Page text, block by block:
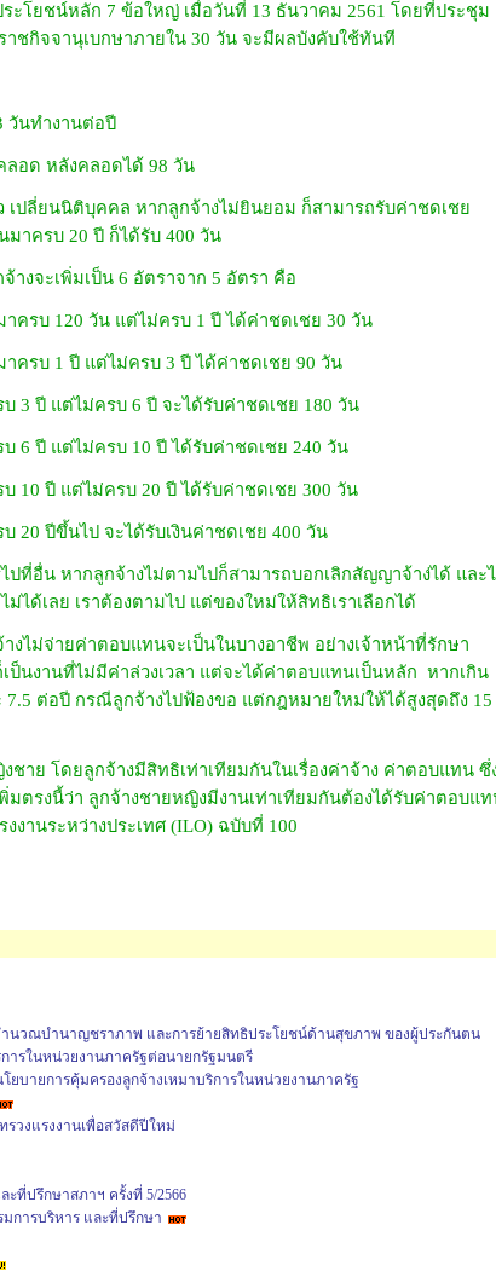
ะโยชน์หลัก 7 ข้อใหญ่ เมื่อวันที่ 13 ธันวาคม 2561 โดยที่ประชุม
ชกิจจานุเบกษาภายใน 30 วัน จะมีผลบังคับใช้ทันที
วันทำงานต่อปี
ลอด หลังคลอดได้ 98 วัน
เปลี่ยนนิติบุคคล หากลูกจ้างไม่ยินยอม ก็สามารถรับค่าชดเชย
าครบ 20 ปี ก็ได้รับ 400 วัน
างจะเพิ่มเป็น 6 อัตราจาก 5 อัตรา คือ
วัน แต่ไม่ครบ 1 ปี ได้ค่าชดเชย 30 วัน
ปี แต่ไม่ครบ 3 ปี ได้ค่าชดเชย 90 วัน
ต่ไม่ครบ 6 ปี จะได้รับค่าชดเชย 180 วัน
ต่ไม่ครบ 10 ปี ได้รับค่าชดเชย 240 วัน
แต่ไม่ครบ 20 ปี ได้รับค่าชดเชย 300 วัน
นไป จะได้รับเงินค่าชดเชย 400 วัน
ที่อื่น หากลูกจ้างไม่ตามไปก็สามารถบอกเลิกสัญญาจ้าง่ได้ และ
ได้เลย เราต้องตามไป แต่ของใหม่ให้สิทธิเราเลือกได้
ไม่จ่ายค่าตอบแทนจะเป็นในบางอาชีพ อย่างเจ้าหน้าที่รักษา
นงานที่ไม่มีค่าล่วงเวลา แต่จะได้ค่าตอบแทนเป็นหลัก หากเกิน
7.5 ต่อปี กรณีลูกจ้างไปฟ้องขอ แต่กฎหมายใหม่ให้ได้สูงสุดถึง 15
ชาย โดยลูกจ้างมีสิทธิเท่าเทียมกันในเรื่องค่าจ้าง ค่าตอบแทน ซึ่
มตรงนี้ว่า ลูกจ้างชายหญิงมีงานเท่าเทียมกันต้องได้รับค่าตอบแ
านระหว่างประเทศ (ILO) ฉบับที่ 100
ำนวณบำนาญชราภาพ และการย้ายสิทธิประโยชน์ด้านสุขภาพ ของผู้ประกันตน
ารในหน่วยงานภาครัฐต่อนายกรัฐมนตรี
ยบายการคุ้มครองลูกจ้างเหมาบริการในหน่วยงานภาครัฐ
วงแรงงานเพื่อสวัสดีปีใหม่
ที่ปรึกษาสภาฯ ครั้งที่ 5/2566
การบริหาร และที่ปรึกษา